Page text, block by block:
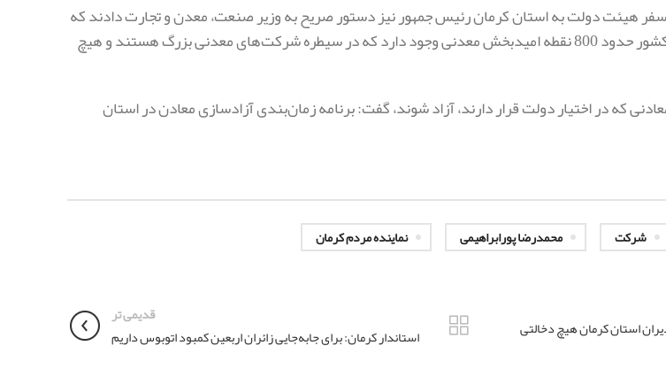
سفر هیئت دولت به استان کرمان رئیس جمهور نیز دستور صریح به وزیر صنعت، معدن و تجارت دادند که
این معادن فعال شود، افزود: در کشور حدود 800 نقطه امیدبخش معدنی وجود دارد که در سیطره شرکت‌های معدنی بزرگ هستند و هیچ
که در اختیار دولت قرار دارند، آزاد شوند، گفت: برنامه زمان‌بندی آزادسازی معادن در استان
شرکت محمدرضا پورابراهیمی نماینده مردم کرمان
استان کرمان هیچ دخالتی
قدیمی تر
استاندار کرمان: برای جابه‌جایی زائران اربعین کمبود اتوبوس داریم